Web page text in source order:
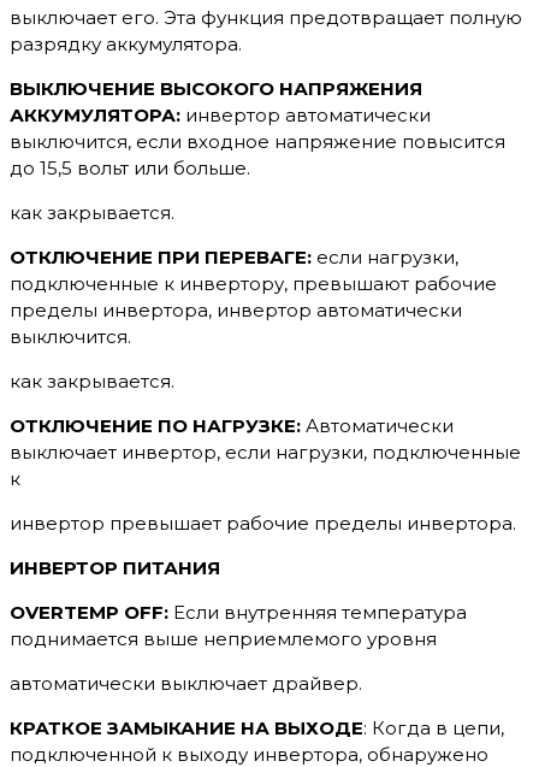
выключает его. Эта функция предотвращает полную
разрядку аккумулятора.
ВЫКЛЮЧЕНИЕ ВЫСОКОГО НАПРЯЖЕНИЯ
АККУМУЛЯТОРА: инвертор автоматически
выключится, если входное напряжение повысится
до 15,5 вольт или больше.
как закрывается.
ОТКЛЮЧЕНИЕ ПРИ ПЕРЕВАГЕ: если нагрузки,
подключенные к инвертору, превышают рабочие
пределы инвертора, инвертор автоматически
выключится.
как закрывается.
ОТКЛЮЧЕНИЕ ПО НАГРУЗКЕ: Автоматически
выключает инвертор, если нагрузки, подключенные
к
инвертор превышает рабочие пределы инвертора.
ИНВЕРТОР ПИТАНИЯ
OVERTEMP OFF: Если внутренняя температура
поднимается выше неприемлемого уровня
автоматически выключает драйвер.
КРАТКОЕ ЗАМЫКАНИЕ НА ВЫХОДЕ: Когда в цепи,
подключенной к выходу инвертора, обнаружено